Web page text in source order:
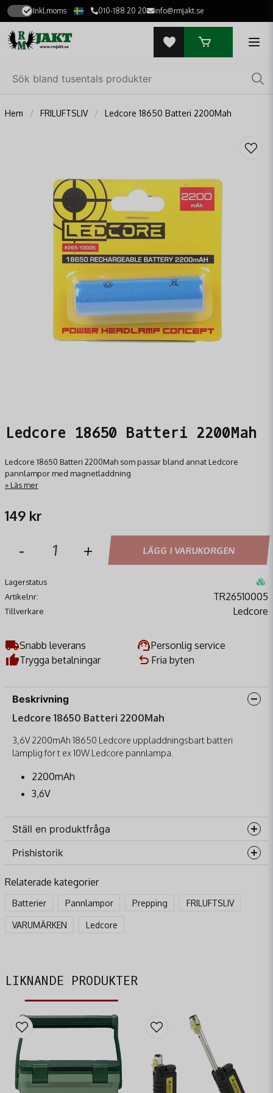
Inkl.moms 010-188 20 20 info@rmjakt.se
Hem FRILUFTSLIV Ledcore 18650 Batteri 2200Mah
Ledcore 18650 Batteri 2200Mah
Ledcore 18650 Batteri 2200Mah som passar bland annat Ledcore
pannlampor med magnetladdning
Läs mer
149 kr
- + LÄGG I VARUKORGEN
Lagerstatus
Artikelnr:
TR26510005
Tillverkare Ledcore
Snabb leverans
Personlig service
Trygga betalningar
Fria byten
Beskrivning
Ledcore 18650 Batteri 2200Mah
3,6V 2200mAh 18650 Ledcore uppladdningsbart batteri
lämplig för t ex 10W Ledcore pannlampa.
2200mAh
3,6V
Ställ en produktfråga
question
Fråga oss något om denna produkten...
name
Namn
Mejladress
Ja, ni får publicera min fråga
Prishistorik
Relaterade kategorier
Batterier Pannlampor Prepping FRILUFTSLIV
VARUMÄRKEN Ledcore
LIKNANDE PRODUKTER